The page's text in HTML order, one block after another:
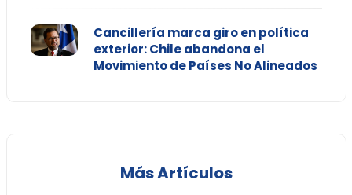
Cancillería marca giro en política
exterior: Chile abandona el
Movimiento de Países No Alineados
Más Artículos